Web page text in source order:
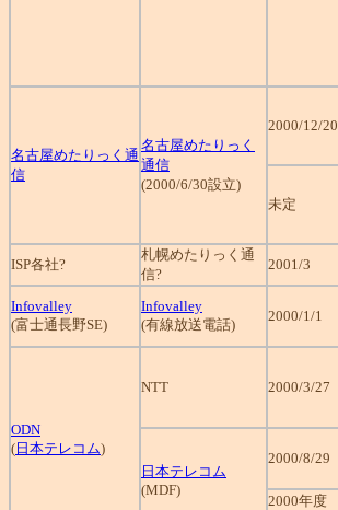
名古屋めたりっく通
信
名古屋めたりっく
通信
(2000/6/30設立)
2000/12/20
未定
ISP各社?
札幌めたりっく通
信?
2001/3
Infovalley
(富士通長野SE)
Infovalley
(有線放送電話)
2000/1/1
ODN
( 日本テレコム)
NTT 2000/3/27
日本テレコム
(MDF)
2000/8/29
2000年度